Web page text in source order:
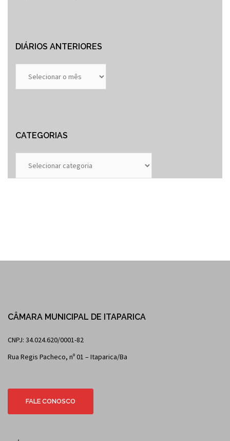
DIÁRIOS ANTERIORES
Anteriores
CATEGORIAS
CÂMARA MUNICIPAL DE ITAPARICA
CNPJ: 34.024.620/0001-82
Rua Regis Pacheco, nº 01 – Itaparica/Ba
FALE CONOSCO